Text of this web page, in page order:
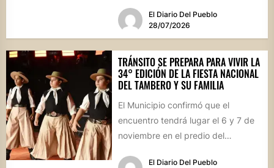
El Diario Del Pueblo
28/07/2026
TRÁNSITO SE PREPARA PARA VIVIR LA
34° EDICIÓN DE LA FIESTA NACIONAL
DEL TAMBERO Y SU FAMILIA
El Municipio confirmó que el
encuentro tendrá lugar el 6 y 7 de
noviembre en el predio del
El Diario Del Pueblo